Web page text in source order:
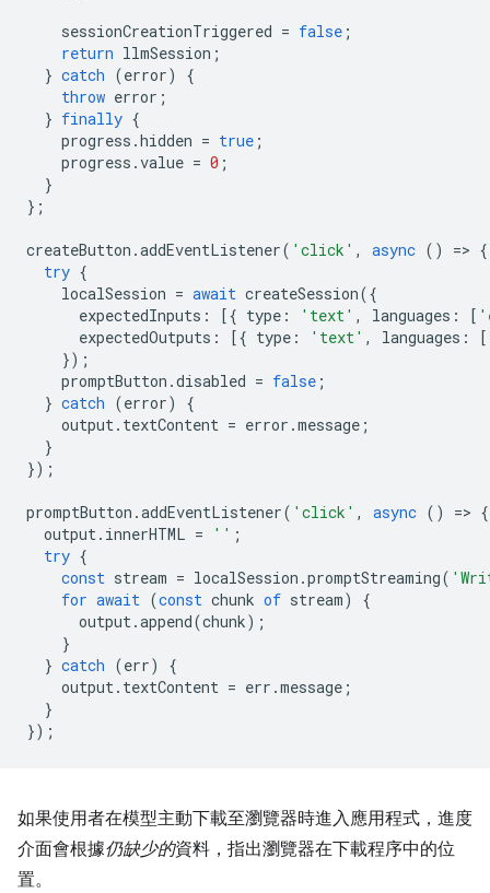
sessionCreationTriggered = false ;
return llmSession ;
} catch (error)
{
throw error ;
} finally {
progress .hidden = true ;
progress .value = 0 ;
}
};
createButton .addEventListener( 'click' , async () => {
try {
localSession = await createSession({
expectedInputs : [{ type : 'text' , languages : [
expectedOutputs : [{ type : 'text' , languages : [
});
promptButton .disabled = false ;
} catch (error)
{
output. textContent = error .message ;
}
});
promptButton .addEventListener( 'click' , async () => {
output. innerHTML = '' ;
try {
const stream = localSession .promptStreaming(
for await (const chunk of stream)
{
output.append(chunk);
}
} catch (err)
{
output. textContent = err .message ;
}
});
如果使用者在模型主動下載至瀏覽器時進入應用程式，進度
介面會根據仍缺少的資料，指出瀏覽器在下載程序中的位
置。